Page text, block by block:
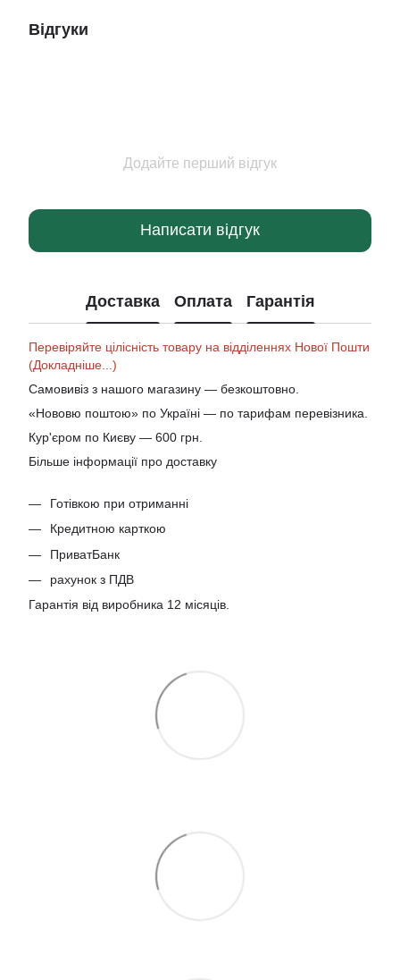
Відгуки
Додайте перший відгук
Написати відгук
Доставка Оплата Гарантія
Перевіряйте цілісність товару на відділеннях Нової Пошти
(Докладніше...)
Самовивіз з нашого магазину — безкоштовно.
«Нововю поштою» по Україні — по тарифам перевізника.
Кур'єром по Києву — 600 грн.
Більше інформації про доставку
Готівкою при отриманні
Кредитною карткою
ПриватБанк
рахунок з ПДВ
Гарантія від виробника 12 місяців.